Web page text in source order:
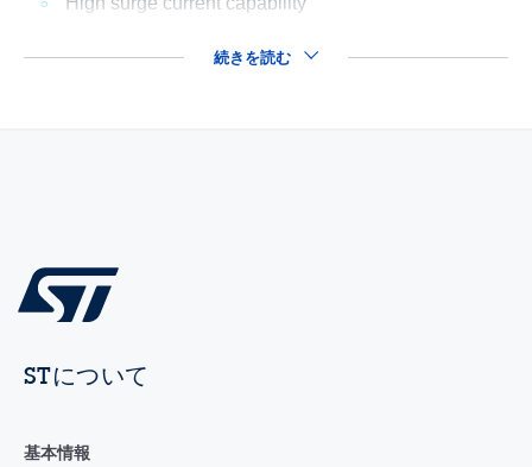
続きを読む
STについて
基本情報